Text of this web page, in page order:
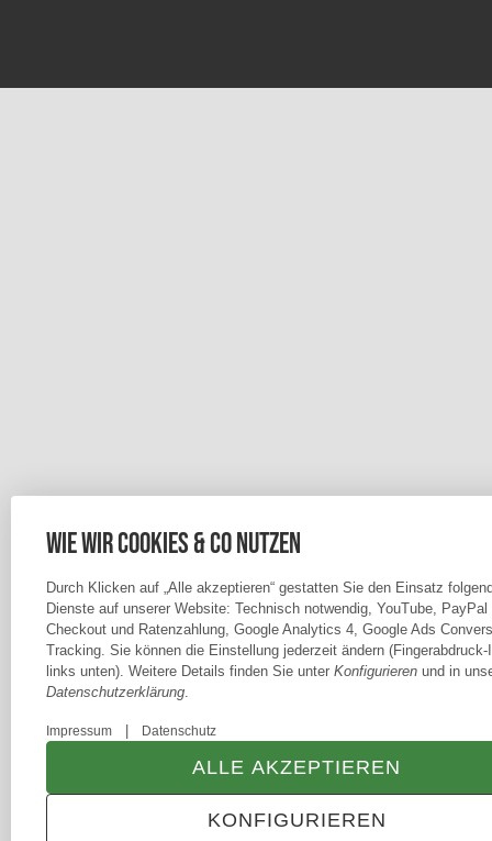
Wie wir Cookies & Co nutzen
Durch Klicken auf „Alle akzeptieren“ gestatten Sie den Einsatz
Dienste auf unserer Website: Technisch notwendig, YouTube,
Checkout und Ratenzahlung, Google Analytics 4, Google Ads
Tracking. Sie können die Einstellung jederzeit ändern (Fingerabdruck-
links unten). Weitere Details finden Sie unter Konfigurieren und in
Datenschutzerklärung.
Impressum Datenschutz
KONFIGURIEREN
ALLE AKZEPTIEREN